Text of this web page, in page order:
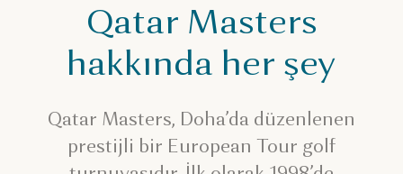
Qatar Masters
hakkında her şey
Qatar Masters, Doha’da düzenlenen
prestijli bir European Tour golf